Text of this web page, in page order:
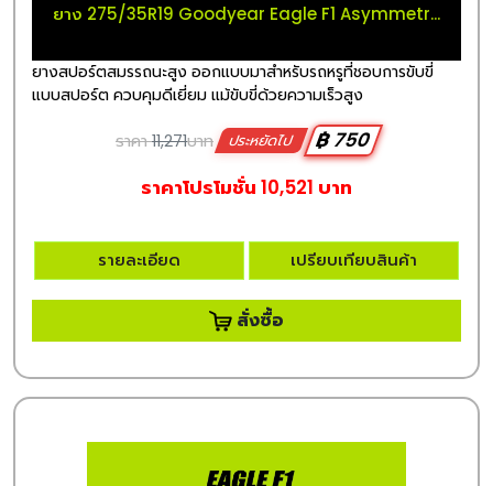
ยาง 275/35R19 Goodyear Eagle F1 Asymmetr...
ยางสปอร์ตสมรรถนะสูง ออกแบบมาสำหรับรถหรูที่ชอบการขับขี่
แบบสปอร์ต ควบคุมดีเยี่ยม แม้ขับขี่ด้วยความเร็วสูง
ราคา11,271บาท ประหยัดไป
฿ 750
ราคาโปรโมชั่น 10,521 บาท
รายละเอียด เปรียบเทียบสินค้า
สั่งซื้อ